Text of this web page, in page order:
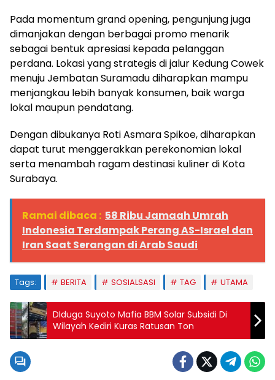
Pada momentum grand opening, pengunjung juga
dimanjakan dengan berbagai promo menarik
sebagai bentuk apresiasi kepada pelanggan
perdana. Lokasi yang strategis di jalur Kedung Cowek
menuju Jembatan Suramadu diharapkan mampu
menjangkau lebih banyak konsumen, baik warga
lokal maupun pendatang.
Dengan dibukanya Roti Asmara Spikoe, diharapkan
dapat turut menggerakkan perekonomian lokal
serta menambah ragam destinasi kuliner di Kota
Surabaya.
Ramai dibaca : 58 Ribu Jamaah Umrah
Indonesia Terdampak Perang AS-Israel dan
Iran Saat Serangan di Arab Saudi
Tags: BERITA SOSIALSASI TAG UTAMA
DIduga Suyoto Mafia BBM Solar Subsidi Di
Wilayah Kediri Kuras Ratusan Ton